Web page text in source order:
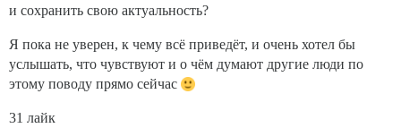
и сохранить свою актуальность?
Я пока не уверен, к чему всё приведёт, и очень хотел бы
услышать, что чувствуют и о чём думают другие люди по
этому поводу прямо сейчас
31 лайк